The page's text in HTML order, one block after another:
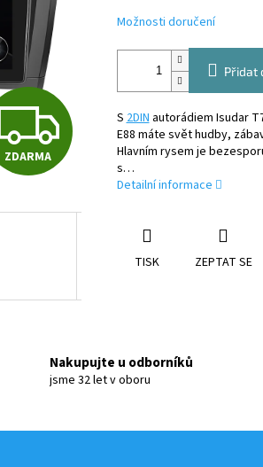
Z
R
M
A
ZDARMA
Možnosti doručení
Přidat
S2DINautorádiem Isudar
E88 máte svět hudby,
Hlavním rysem je
s…
Detailní informace
TISK ZEPTAT SE
Nakupujte u odborníků
jsme 32 let v oboru